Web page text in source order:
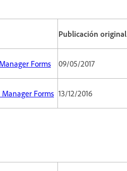
Publicación original
Forms 09/05/2017
Forms 13/12/2016